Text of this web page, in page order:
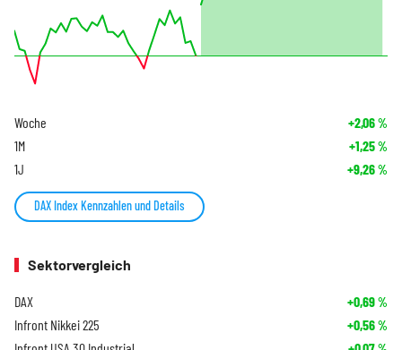
Woche +2,06%
1M +1,25%
1J +9,26%
DAX Index Kennzahlen und Details
Sektorvergleich
DAX +0,69%
Infront Nikkei 225 +0,56%